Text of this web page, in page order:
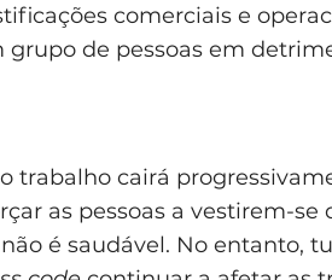
comerciais e
de pessoas em
trabalho cairá
as pessoas a vestirem-se
é saudável. No entanto,